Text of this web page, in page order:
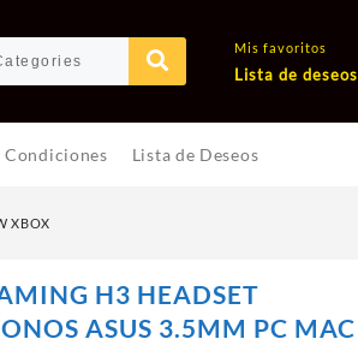
Mis favoritos
Lista de deseos
Condiciones Lista de Deseos
XBOX
H3 HEADSET
ASUS 3.5MM PC MAC